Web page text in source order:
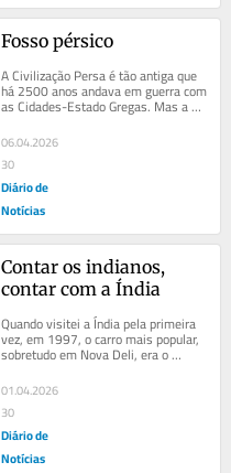
Fosso pérsico
A Civilização Persa é tão antiga que
há 2500 anos andava em guerra com
as Cidades-Estado Gregas. Mas a
chegada do Islão, no século VII, foi...
06.04.2026
30
Diário de
Notícias
Contar os indianos,
contar com a Índia
Quando visitei a Índia pela primeira
vez, em 1997, o carro mais popular,
sobretudo em Nova Deli, era o
Ambassador, uma versão local do
Morris...
01.04.2026
30
Diário de
Notícias